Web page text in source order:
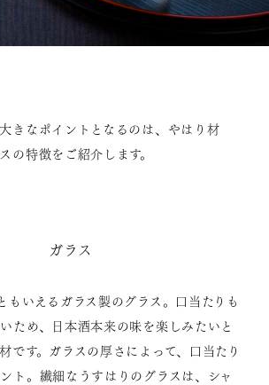
きなポイントとなるのは、やはり材
の特徴をご紹介します。
ガラス
もいえるガラス製のグラス。口当たりも
ため、日本酒本来の味を楽しみたいと
です。ガラスの厚さによって、口当たり
ト。繊細なうすはりのグラスは、シャ